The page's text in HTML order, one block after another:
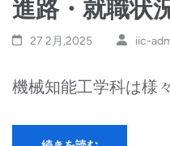
進路・就職状
27 2月,2025 iic-
機械知能工学科は様